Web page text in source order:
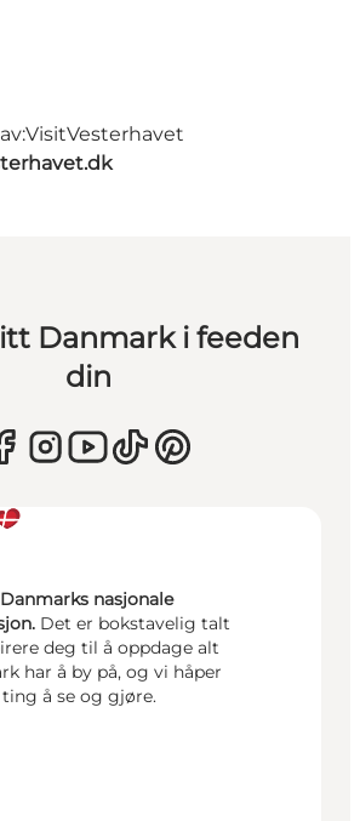
VisitVesterhavet
Danmark i feeden
din
nasjonale
Det er bokstavelig talt
deg til å oppdage alt
har å by på, og vi håper
å se og gjøre.